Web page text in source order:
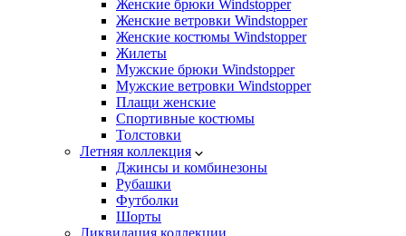
Женские брюки Windstopper
Женские ветровки Windstopper
Женские костюмы Windstopper
Жилеты
Мужские брюки Windstopper
Мужские ветровки Windstopper
Плащи женские
Спортивные костюмы
Толстовки
Летняя коллекция
Джинсы и комбинезоны
Рубашки
Футболки
Шорты
Ликвидация коллекции